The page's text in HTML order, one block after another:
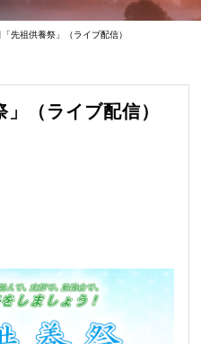
先祖供養祭」（ライブ配信）
（ライブ配信）